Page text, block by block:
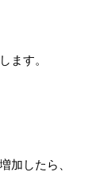
ます。
加したら、